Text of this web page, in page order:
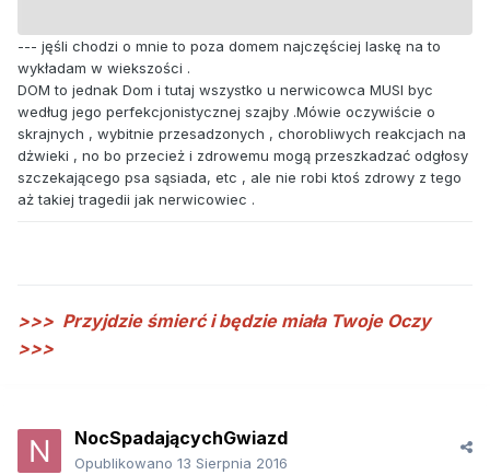
--- jęśli chodzi o mnie to poza domem najczęściej laskę na to
wykładam w wiekszości .
DOM to jednak Dom i tutaj wszystko u nerwicowca MUSI byc
według jego perfekcjonistycznej szajby .Mówie oczywiście o
skrajnych , wybitnie przesadzonych , chorobliwych reakcjach na
dżwieki , no bo przecież i zdrowemu mogą przeszkadzać odgłosy
szczekającego psa sąsiada, etc , ale nie robi ktoś zdrowy z tego
aż takiej tragedii jak nerwicowiec .
>>> Przyjdzie śmierć i będzie miała Twoje Oczy
>>>
NocSpadającychGwiazd
Opublikowano 13 Sierpnia 2016